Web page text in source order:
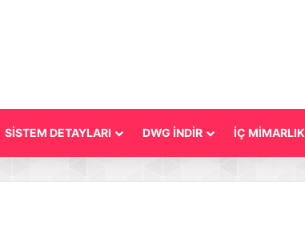
SİSTEM DETAYLARI DWG İNDİR İÇ MİMARLIK